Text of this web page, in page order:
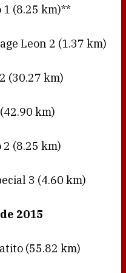
1 (8.25 km)**
Leon 2 (1.37 km)
(30.27 km)
km)
2 (8.25 km)
3 (4.60 km)
2015
(55.82 km)